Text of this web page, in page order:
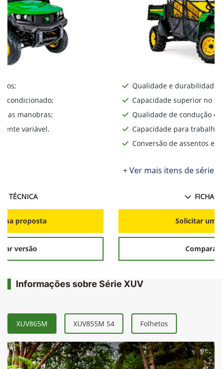
condicionado;
as manobras;
variável.
TÉCNICA
proposta
versão
Qualidade e durabilidade;
Capacidade superior no
Qualidade de condução o
Capacidade para
Conversão de assentos e
+ Ver mais itens de série
FICHA
Solicitar
Comparar
Informações sobre Série XUV
XUV865M XUV855M S4 Folhetos